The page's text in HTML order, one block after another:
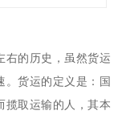
右的历史，虽然货运
。货运的定义是：国
揽取运输的人，其本